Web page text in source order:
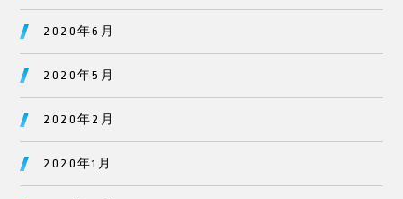
2020年6月
2020年5月
2020年2月
2020年1月